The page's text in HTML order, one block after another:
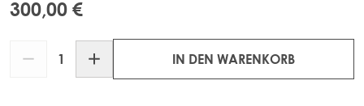
300,00 €
IN DEN WARENKORB